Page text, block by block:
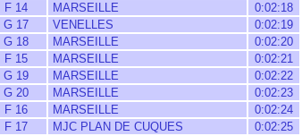
F 14 MARSEILLE
0:02:18
G 17 VENELLES
0:02:19
G 18 MARSEILLE
0:02:20
F 15 MARSEILLE
0:02:21
G 19 MARSEILLE
0:02:22
G 20 MARSEILLE
0:02:23
F 16 MARSEILLE
0:02:24
F 17 MJC PLAN DE CUQUES
0:02:25